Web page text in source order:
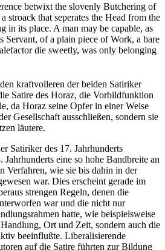
betwixt the slovenly Butchering of
stroack that seperates the Head from the
in its place. A man may be capable, as
Servant, of a plain piece of Work, a bare
die sweetly, was only belonging
kraftvolleren der beiden Satiriker
Satire des Horaz, die Vorbildfunktion
da Horaz seine Opfer in einer Weise
Gesellschaft ausschließen, sondern sie
läutere.
Satiriker des 17. Jahrhunderts
Jahrhunderts eine so hohe Bandbreite an
Verfahren, wie sie bis dahin in der
war. Dies erscheint gerade im
strengen Regeln, denen die
war und die nicht nur
hatte, wie beispielsweise
Ort und Zeit, sondern auch die
beeinflußte. Liberalisierende
auf die Satire führten zur Bildung